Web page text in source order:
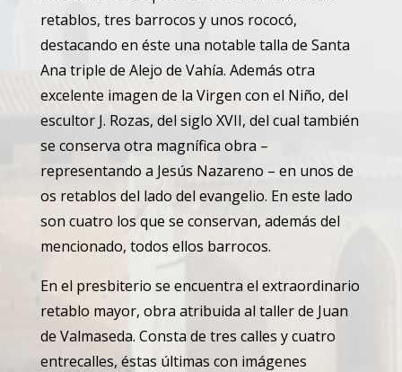
retablos, tres barrocos y unos rococó,
destacando en éste una notable talla de Santa
Ana triple de Alejo de Vahía. Además otra
excelente imagen de la Virgen con el Niño, del
escultor J. Rozas, del siglo XVII, del cual también
se conserva otra magnífica obra –
representando a Jesús Nazareno – en unos de
os retablos del lado del evangelio. En este lado
son cuatro los que se conservan, además del
mencionado, todos ellos barrocos.
En el presbiterio se encuentra el extraordinario
retablo mayor, obra atribuida al taller de Juan
de Valmaseda. Consta de tres calles y cuatro
entrecalles, éstas últimas con imágenes